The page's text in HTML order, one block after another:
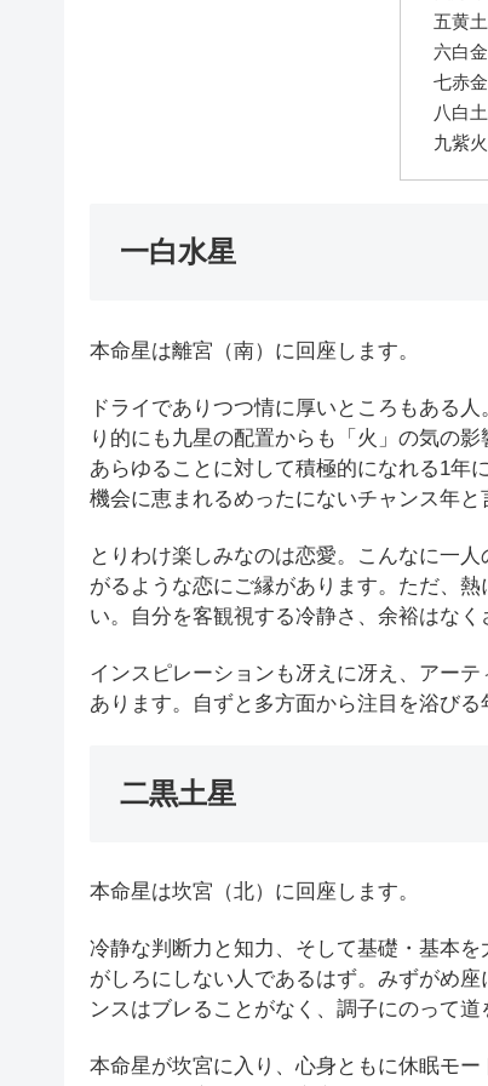
五黄
六白
七赤
八白
九紫
一白水星
本命星は離宮（南）に回座します。
ドライでありつつ情に厚いところもある
り的にも九星の配置からも「火」の気の
あらゆることに対して積極的になれる1年
機会に恵まれるめったにないチャンス年と
とりわけ楽しみなのは恋愛。こんなに一
がるような恋にご縁があります。ただ、
い。自分を客観視する冷静さ、余裕はなく
インスピレーションも冴えに冴え、アー
あります。自ずと多方面から注目を浴び
二黒土星
本命星は坎宮（北）に回座します。
冷静な判断力と知力、そして基礎・基本
がしろにしない人であるはず。みずがめ
ンスはブレることがなく、調子にのって
本命星が坎宮に入り、心身ともに休眠モ